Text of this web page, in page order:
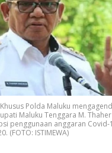
Polda Maluku
Maluku Tenggara M.
penggunaan anggaran
(FOTO: ISTIMEWA)